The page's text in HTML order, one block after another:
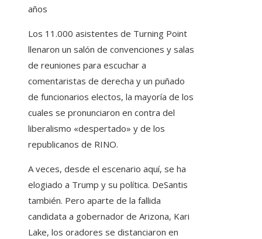
años
Los 11.000 asistentes de Turning Point
llenaron un salón de convenciones y salas
de reuniones para escuchar a
comentaristas de derecha y un puñado
de funcionarios electos, la mayoría de los
cuales se pronunciaron en contra del
liberalismo «despertado» y de los
republicanos de RINO.
A veces, desde el escenario aquí, se ha
elogiado a Trump y su política. DeSantis
también. Pero aparte de la fallida
candidata a gobernador de Arizona, Kari
Lake, los oradores se distanciaron en